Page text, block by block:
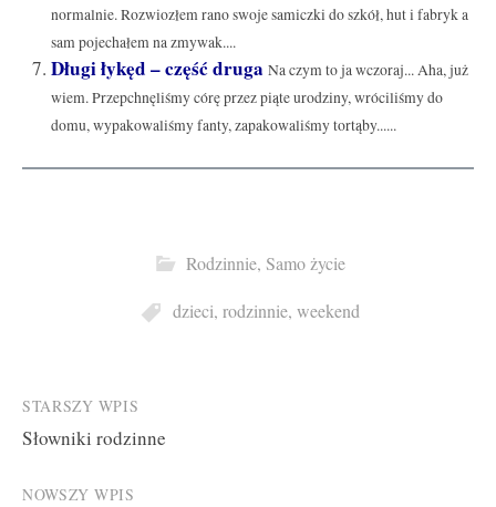
normalnie. Rozwiozłem rano swoje samiczki do szkół, hut i fabryk a
sam pojechałem na zmywak....
Długi łykęd – część druga Na czym to ja wczoraj... Aha, już
wiem. Przepchnęliśmy córę przez piąte urodziny, wróciliśmy do
domu, wypakowaliśmy fanty, zapakowaliśmy tortąby......
Rodzinnie, Samo życie
dzieci, rodzinnie, weekend
Post
navigation
STARSZY WPIS
Słowniki rodzinne
NOWSZY WPIS